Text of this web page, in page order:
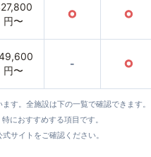
円〜
○ ○
円〜
- ○
す。全施設は下の一覧で確認できます。
におすすめする項目です。
サイトをご確認ください。